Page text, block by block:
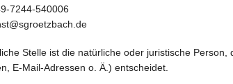
7244-540006
Stelle ist die natürliche oder juristische
E-Mail-Adressen o. Ä.) entscheidet.